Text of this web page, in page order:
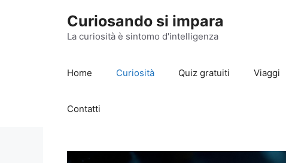
Curiosando si impara
La curiosità è sintomo d'intelligenza
Home Curiosità Quiz gratuiti Viaggi
Contatti